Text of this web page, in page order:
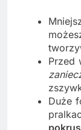
Przed
Duże